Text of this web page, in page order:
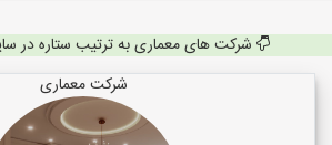
شرکت های معماری به ترتیب ستاره در
شرکت معماری